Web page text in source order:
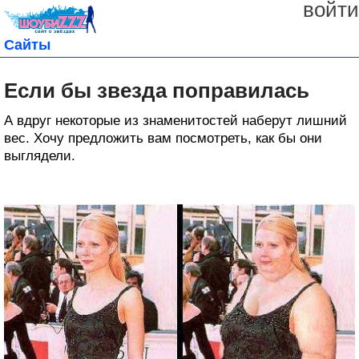
войти
Сайты
Если бы звезда поправилась
А вдруг некоторые из знаменитостей наберут лишний
вес. Хочу предложить вам посмотреть, как бы они
выглядели.